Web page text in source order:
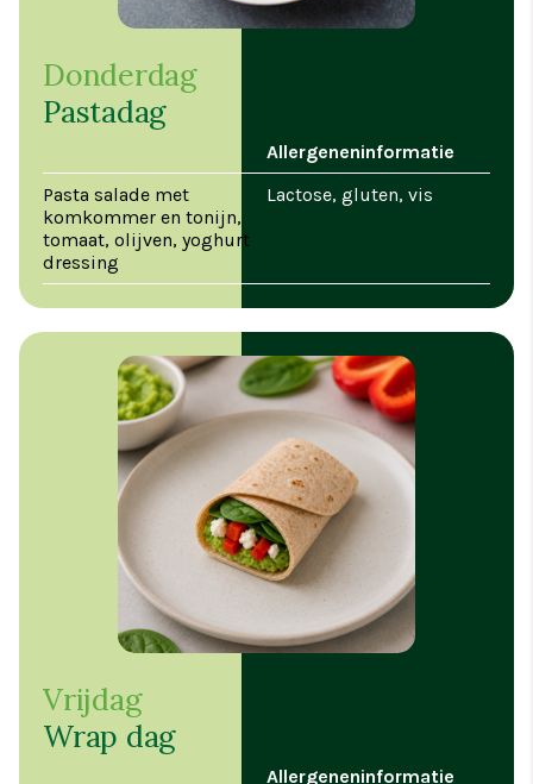
Donderdag
Pastadag
Allergeneninformatie
Pasta salade met
komkommer en tonijn,
tomaat, olijven, yoghurt
dressing
Lactose, gluten, vis
Vrijdag
Wrap dag
Allergeneninformatie